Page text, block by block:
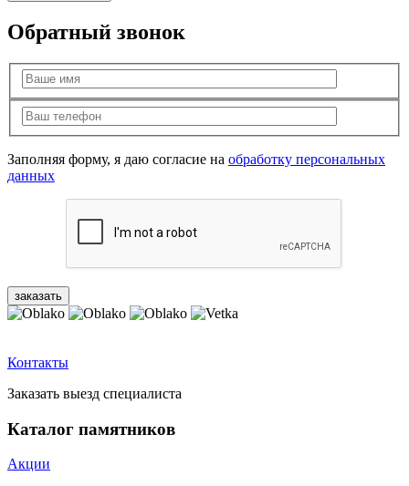
Обратный звонок
Заполняя форму, я даю согласие на обработку персональных
данных
Контакты
Заказать выезд специалиста
Каталог памятников
Акции